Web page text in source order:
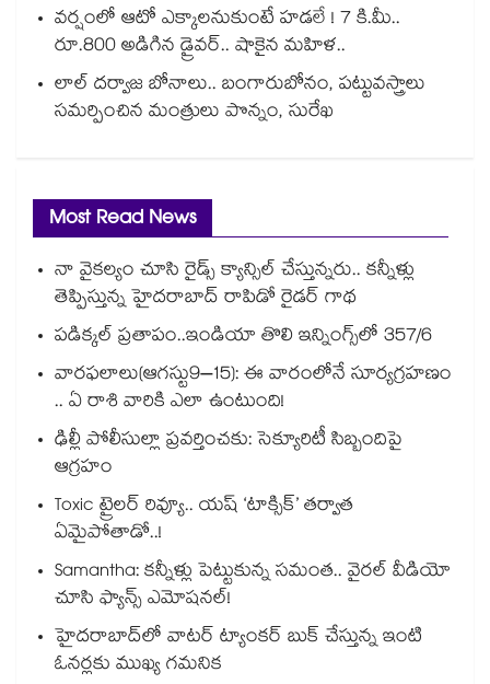
వర్షంలో ఆటో ఎక్కాలనుకుంటే హడలే ! 7 కి.మీ..
రూ.800 అడిగిన డ్రైవర్.. షాకైన మహిళ..
లాల్ దర్వాజ బోనాలు.. బంగారుబోనం, పట్టువస్త్రాలు
సమర్పించిన మంత్రులు పొన్నం, సురేఖ
Most Read News
నా వైకల్యం చూసి రైడ్స్ క్యాన్సిల్ చేస్తున్నరు.. కన్నీళ్లు
తెప్పిస్తున్న హైదరాబాద్ రాపిడో రైడర్ గాథ
పడిక్కల్‌‌ ప్రతాపం..ఇండియా తొలి ఇన్నింగ్స్‌‌లో 357/6
వారఫలాలు(ఆగస్టు9–15): ఈ వారంలోనే సూర్యగ్రహణం
.. ఏ రాశి వారికి ఎలా ఉంటుంది!
ఢిల్లీ పోలీసుల్లా ప్రవర్తించకు: సెక్యూరిటీ సిబ్బందిపై
ఆగ్రహం
Toxic ట్రైలర్ రివ్యూ.. యష్ ‘టాక్సిక్’ తర్వాత
ఏమైపోతాడో..!
Samantha: కన్నీళ్లు పెట్టుకున్న సమంత.. వైరల్ వీడియో
చూసి ఫ్యాన్స్ ఎమోషనల్!
హైదరాబాద్⁪లో వాటర్ ట్యాంకర్ బుక్ చేస్తున్న ఇంటి
ఓనర్లకు ముఖ్య గమనిక